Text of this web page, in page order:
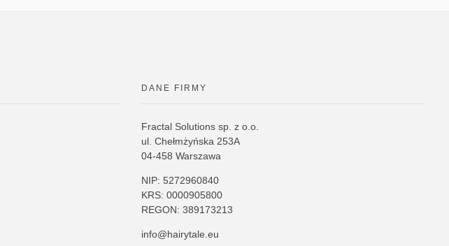
DANE FIRMY
Fractal Solutions sp. z o.o.
ul. Chełmżyńska 253A
04-458 Warszawa
NIP: 5272960840
KRS: 0000905800
REGON: 389173213
info@hairytale.eu